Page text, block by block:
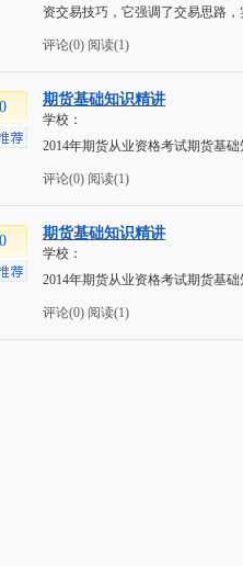
资交易技巧，它强调了交易思路
评论(0) 阅读(1)
0 期货基础知识精讲
学校：
2014年期货从业资格考试期货基
评论(0) 阅读(1)
0 期货基础知识精讲
学校：
2014年期货从业资格考试期货基
评论(0) 阅读(1)